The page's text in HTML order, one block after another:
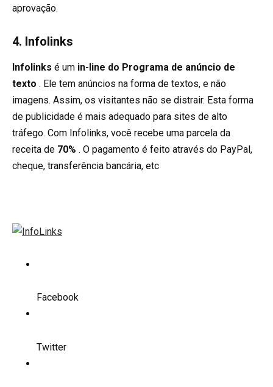
aprovação.
4. Infolinks
Infolinks é um in-line do Programa de anúncio de
texto . Ele tem anúncios na forma de textos, e não
imagens. Assim, os visitantes não se distrair. Esta forma
de publicidade é mais adequado para sites de alto
tráfego. Com Infolinks, você recebe uma parcela da
receita de 70% . O pagamento é feito através do PayPal,
cheque, transferência bancária, etc
Facebook
Twitter